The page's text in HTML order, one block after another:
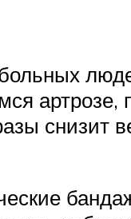
больных
снизит